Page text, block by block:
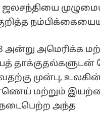
அன்று அமெரிக்க
தாக்குதல்களுடன்
முன்பு,
மற்றும் இயற்கை
அந்த